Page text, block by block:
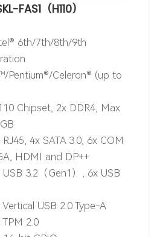
FAS1（H110）
6th/7th/8th/9th
Pentium®/Celeron® (up to
Chipset, 2x DDR4, Max
4x SATA 3.0, 6x COM
HDMI and DP++
3.2（Gen1）, 6x USB
USB 2.0 Type-A
2.0